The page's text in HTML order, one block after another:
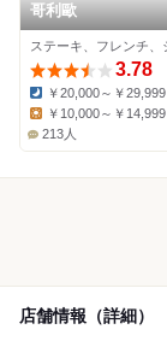
哥利歐
3.78
Dinner:
￥20,000～￥29,999
￥10,000～￥14,999
213人
店舗情報（詳細）